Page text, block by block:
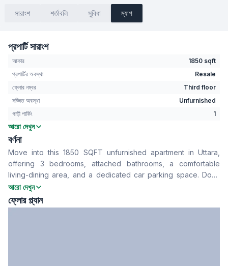
সারাংশ শর্তাবলি সুবিধা ম্যাপ
প্রপার্টি সারাংশ
আকার
1850 sqft
প্রপার্টির অবস্থা
Resale
ফ্লোর নম্বর
Third floor
সজ্জিত অবস্থা
Unfurnished
গাড়ী পার্কিং
1
বেডরুম
বাথরুম
বসার রুম
No
Drawing Room
Yes
খাবার রুম
Yes
ফ্লোর টাইপ
রান্নাঘর
1
আরো দেখুন
বর্ণনা
Move into this 1850 SQFT unfurnished apartment in Uttara,
offering 3 bedrooms, attached bathrooms, a comfortable
living-dining area, and a dedicated car parking space. Don’t
miss out—call now!
আরো দেখুন
ফ্লোর প্ল্যান